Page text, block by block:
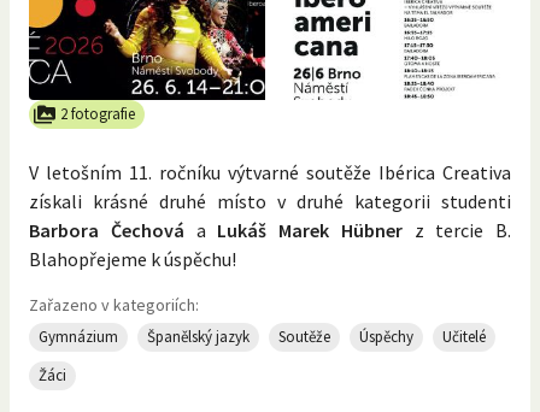
2 fotografie
V letošním 11. ročníku výtvarné soutěže Ibérica Creativa
získali krásné druhé místo v druhé kategorii studenti
Barbora Čechová a Lukáš Marek Hübnerz tercie B.
Blahopřejeme k úspěchu!
Zařazeno v kategoriích:
Gymnázium Španělský jazyk Soutěže Úspěchy
Učitelé
Žáci